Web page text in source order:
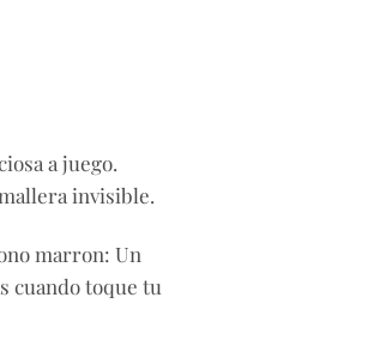
a juego.
invisible.
marron: Un
cuando toque tu